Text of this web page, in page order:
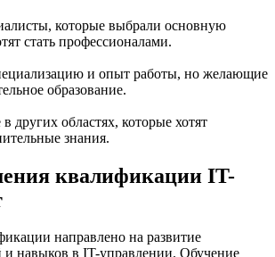
которые выбрали основную
стать профессионалами.
и опыт работы, но желающие
образование.
других областях, которые хотят
знания.
квалификации IT-
направлено на развитие
и навыков в IT-управлении. Обучение